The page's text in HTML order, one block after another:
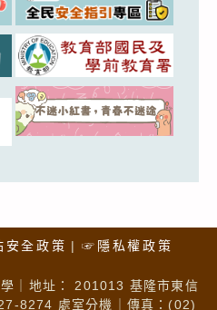
全政策 ☞隱私權政策
｜地址： 201013 基隆市東信
8274 處室分機｜傳真：(02)